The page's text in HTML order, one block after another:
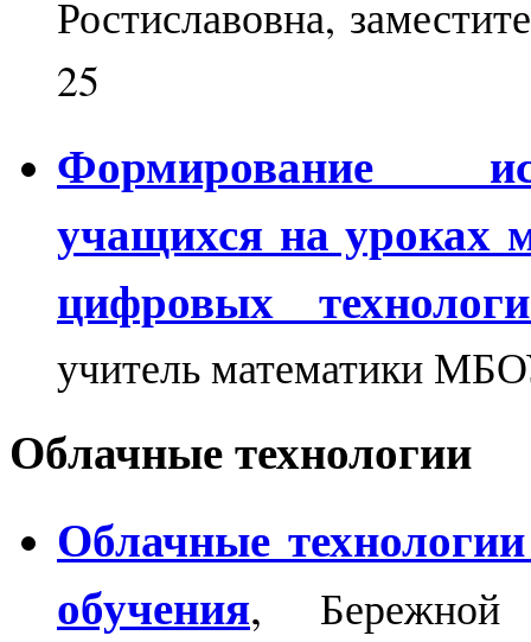
Ростиславовна,
25
Формирование
учащихся на уроках
цифровых
учитель математики
Облачные технологии
Облачные
обучения,